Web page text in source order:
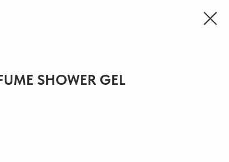
SHOWER GEL